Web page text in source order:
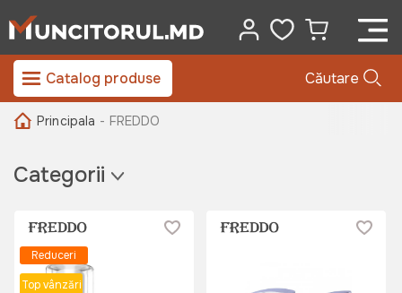
Catalog produse Căutare
Principala - FREDDO
Categorii
Reduceri
Top vânzări